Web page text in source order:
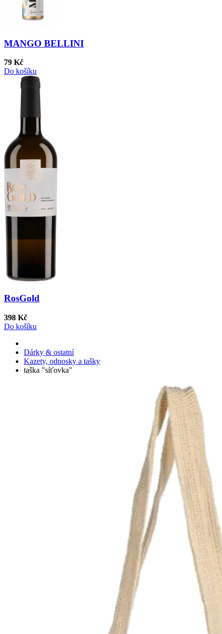
MANGO BELLINI
79 Kč
Do košíku
RosGold
398 Kč
Do košíku
Dárky & ostatní
Kazety, odnosky a tašky
taška "síťovka"